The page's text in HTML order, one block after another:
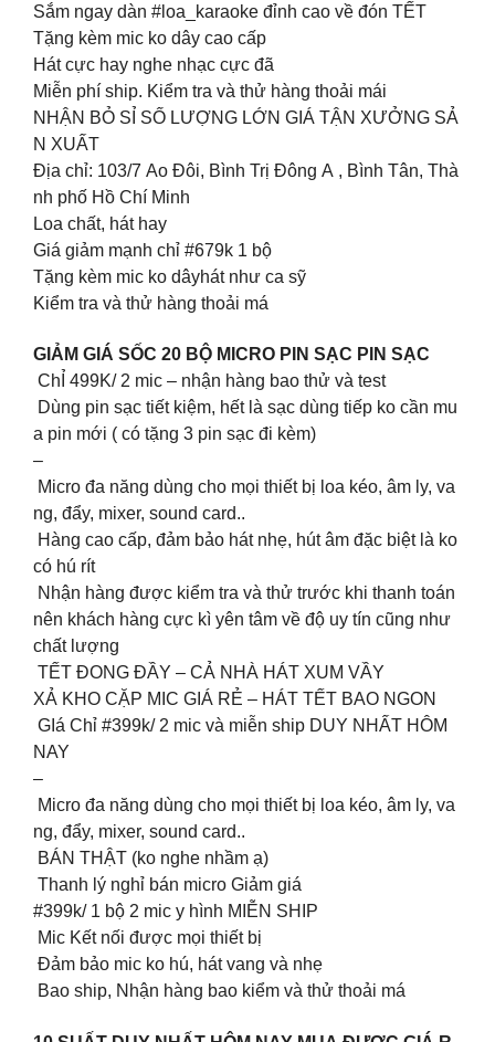
Sắm ngay dàn #loa_karaoke đỉnh cao về đón TẾT
Tặng kèm mic ko dây cao cấp
Hát cực hay nghe nhạc cực đã
Miễn phí ship. Kiểm tra và thử hàng thoải mái
NHẬN BỎ SỈ SỐ LƯỢNG LỚN GIÁ TẬN XƯỞNG SẢ
N XUẤT
Địa chỉ: 103/7 Ao Đôi, Bình Trị Đông A , Bình Tân, Thà
nh phố Hồ Chí Minh
Loa chất, hát hay
Giá giảm mạnh chỉ #679k 1 bộ
Tặng kèm mic ko dâyhát như ca sỹ
Kiểm tra và thử hàng thoải má
GIẢM GIÁ SỐC 20 BỘ MICRO PIN SẠC PIN SẠC
️ ChỈ 499K/ 2 mic – nhận hàng bao thử và test
️ Dùng pin sạc tiết kiệm, hết là sạc dùng tiếp ko cần mu
a pin mới ( có tặng 3 pin sạc đi kèm)
–
Micro đa năng dùng cho mọi thiết bị loa kéo, âm ly, va
ng, đẩy, mixer, sound card..
Hàng cao cấp, đảm bảo hát nhẹ, hút âm đặc biệt là ko
có hú rít
Nhận hàng được kiểm tra và thử trước khi thanh toán
nên khách hàng cực kì yên tâm về độ uy tín cũng như
chất lượng
️ TẾT ĐONG ĐẦY – CẢ NHÀ HÁT XUM VẦY
XẢ KHO CẶP MIC GIÁ RẺ – HÁT TẾT BAO NGON
GIá Chỉ #399k/ 2 mic và miễn ship DUY NHẤT HÔM
NAY
–
Micro đa năng dùng cho mọi thiết bị loa kéo, âm ly, va
ng, đẩy, mixer, sound card..
️ BÁN THẬT (ko nghe nhầm ạ)
Thanh lý nghỉ bán micro Giảm giá
#399k/ 1 bộ 2 mic y hình MIỄN SHIP
Mic Kết nối được mọi thiết bị
Đảm bảo mic ko hú, hát vang và nhẹ
Bao ship, Nhận hàng bao kiểm và thử thoải má